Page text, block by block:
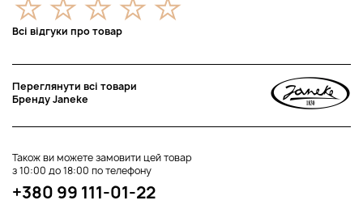
Всі відгуки про товар
Переглянути всі товари
Бренду Janeke
Також ви можете замовити цей товар
з 10:00 до 18:00 по телефону
+380 99 111-01-22